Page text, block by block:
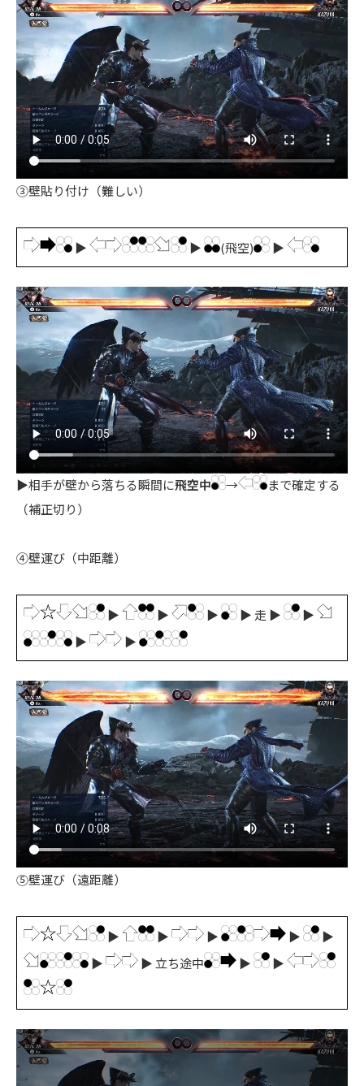
③壁貼り付け（難しい）
▶ ▶ (飛空) ▶
▶相手が壁から落ちる瞬間に飛空中 →
まで確定する
（補正切り）
④壁運び（中距離）
▶ ▶ ▶ ▶ 走 ▶
▶
▶
▶
⑤壁運び（遠距離）
▶ ▶ ▶ ▶
▶
▶
▶ 立ち途中 ▶ ▶